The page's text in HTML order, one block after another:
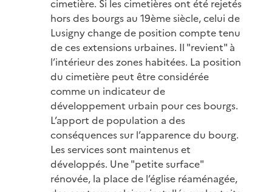
cimetière. Si les cimetières ont été rejetés
hors des bourgs au 19ème siècle, celui de
Lusigny change de position compte tenu
de ces extensions urbaines. Il "revient" à
l’intérieur des zones habitées. La position
du cimetière peut être considérée
comme un indicateur de
développement urbain pour ces bourgs.
L’apport de population a des
conséquences sur l’apparence du bourg.
Les services sont maintenus et
développés. Une "petite surface"
rénovée, la place de l’église réaménagée,